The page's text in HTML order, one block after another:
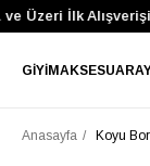
Üzeri İlk
GIYIMAKSESUAR
Anasayfa Koyu